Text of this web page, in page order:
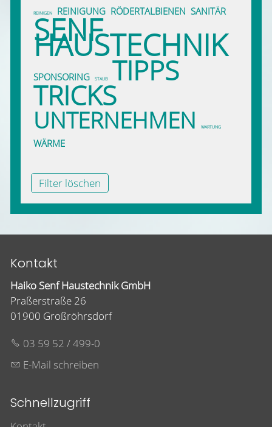
REINIGEN REINIGUNG RÖDERTALBIENEN SANITÄR
SENF
HAUSTECHNIK
SPONSORING STAUB TIPPS
TRICKS
UNTERNEHMEN WARTUNG
WÄRME
Filter löschen
Kontakt
Haiko Senf Haustechnik GmbH
Praßerstraße 26
01900 Großröhrsdorf
03 59 52 / 499-0
E-Mail schreiben
Schnellzugriff